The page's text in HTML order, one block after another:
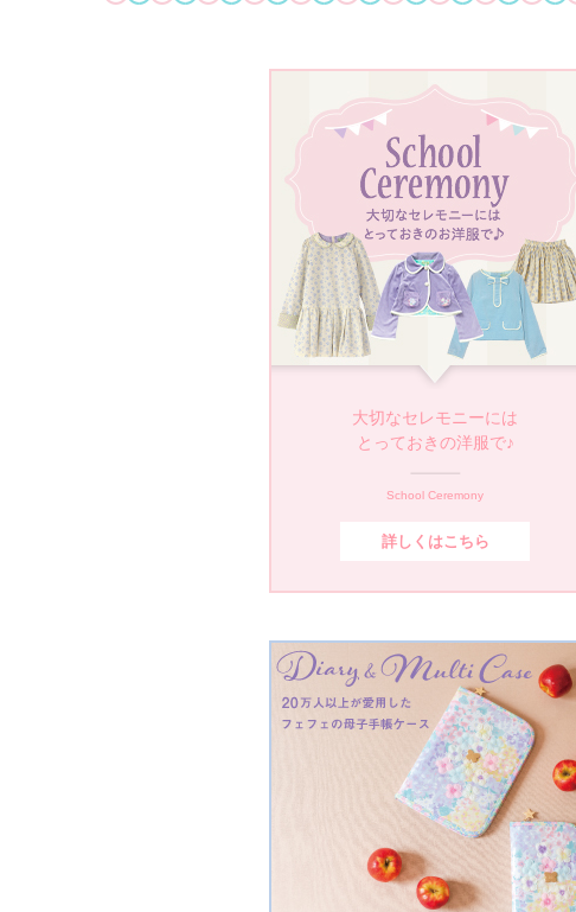
大切なセレモニーには
とっておきの洋服で♪
School Ceremony
詳しくはこちら